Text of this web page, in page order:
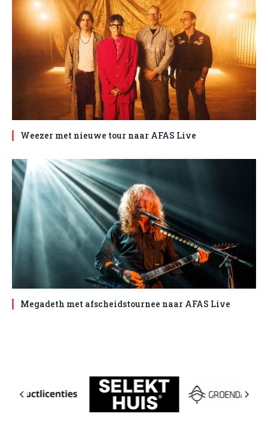
Weezer met nieuwe tour naar AFAS Live
Megadeth met afscheidstournee naar AFAS Live